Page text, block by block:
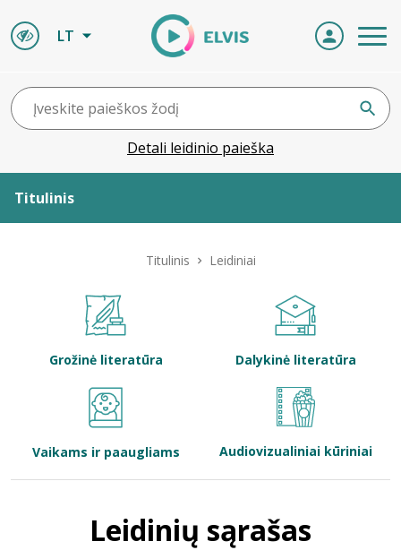
LT
Detali leidinio paieška
Titulinis
Bibliotekoms
Titulinis Leidiniai
Grožinė literatūra Dalykinė literatūra
Vaikams ir paaugliams Audiovizualiniai kūriniai
Leidinių sąrašas